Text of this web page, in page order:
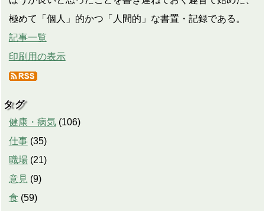
極めて「個人」的かつ「人間的」な書置・記録である。
記事一覧
印刷用の表示
タグ
健康・病気 (106)
仕事 (35)
職場 (21)
意見 (9)
食 (59)